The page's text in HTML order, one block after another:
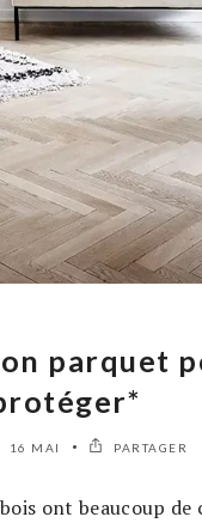
parquet
16 MAI PARTAGER
ont beaucoup de